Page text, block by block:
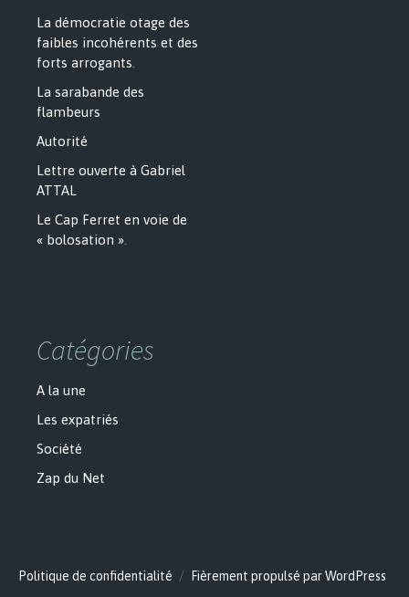
La démocratie otage des
faibles incohérents et des
forts arrogants.
La sarabande des
flambeurs
Autorité
Lettre ouverte à Gabriel
ATTAL
Le Cap Ferret en voie de
« bolosation ».
Catégories
A la une
Les expatriés
Société
Zap du Net
Politique de confidentialité Fièrement propulsé par WordPress